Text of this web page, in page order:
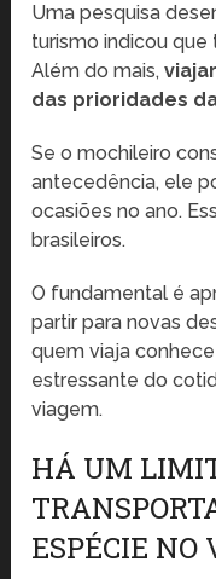
Uma pesquisa
turismo indicou que
Além do mais,
das prioridades
Se o mochileiro
antecedência, ele
ocasiões no ano.
brasileiros.
O fundamental é
partir para novas
quem viaja
estressante do
viagem.
HÁ UM
ESPÉCIE NO